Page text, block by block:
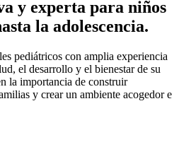
y experta para niños
la adolescencia.
pediátricos con amplia experiencia
el desarrollo y el bienestar de su
la importancia de construir
y crear un ambiente acogedor e